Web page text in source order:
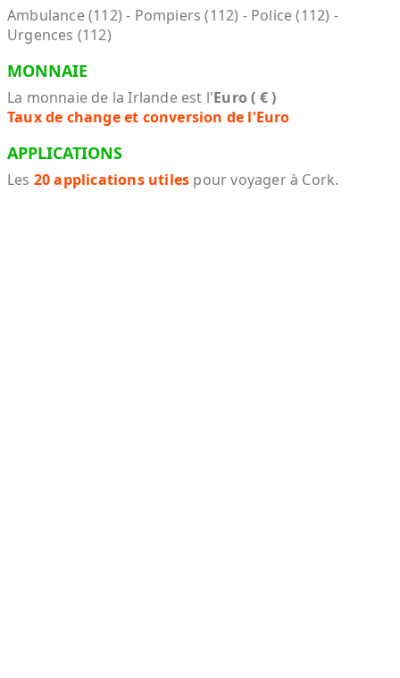
Ambulance (112) - Pompiers (112) - Police (112) -
Urgences (112)
MONNAIE
La monnaie de la Irlande est l'Euro ( € )
Taux de change et conversion de l'Euro
APPLICATIONS
Les 20 applications utiles pour voyager à Cork.